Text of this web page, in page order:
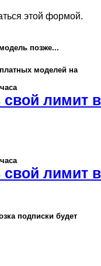
этой формой.
позже...
моделей на
лимит в
лимит в
подписки будет